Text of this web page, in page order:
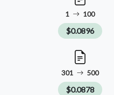
1 100
$0.0896
301 500
$0.0878